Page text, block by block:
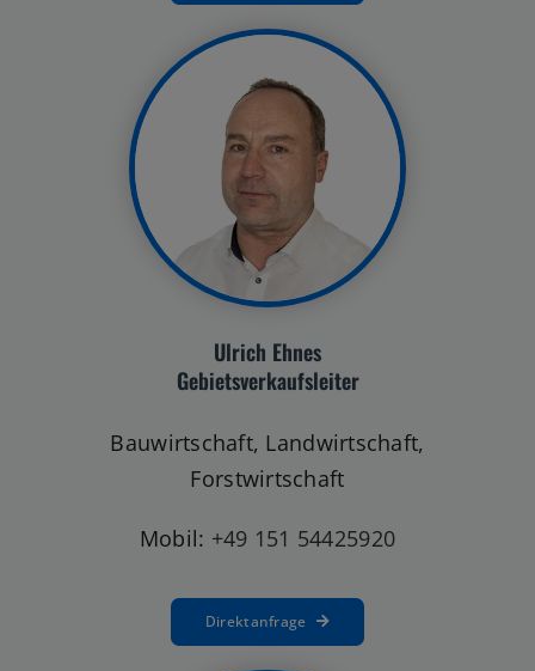
Ulrich Ehnes
Gebietsverkaufsleiter
Bauwirtschaft, Landwirtschaft,
Forstwirtschaft
Mobil: +49 151 54425920
Direktanfrage